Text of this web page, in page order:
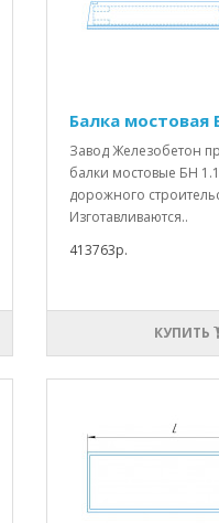
Балка мостовая
Завод Железобетон
балки мостовые БН
дорожного
Изготавливаются..
413763р.
КУПИТЬ